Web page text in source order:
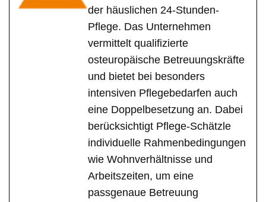
der häuslichen 24-Stunden-
Pflege. Das Unternehmen
vermittelt qualifizierte
osteuropäische Betreuungskräfte
und bietet bei besonders
intensiven Pflegebedarfen auch
eine Doppelbesetzung an. Dabei
berücksichtigt Pflege-Schätzle
individuelle Rahmenbedingungen
wie Wohnverhältnisse und
Arbeitszeiten, um eine
passgenaue Betreuung